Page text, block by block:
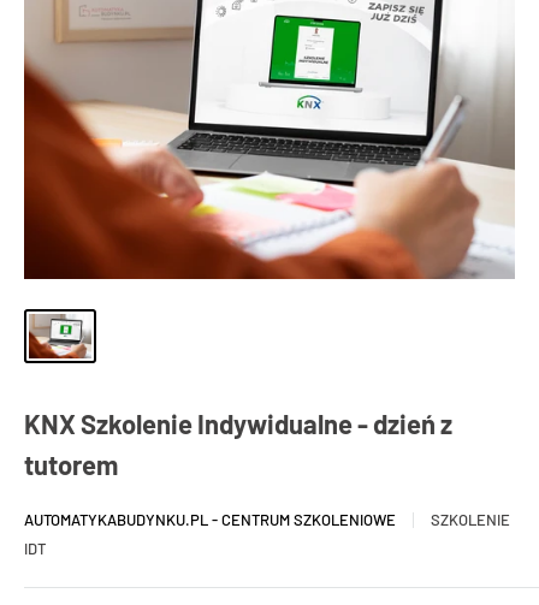
KNX Szkolenie Indywidualne - dzień z
tutorem
AUTOMATYKABUDYNKU.PL - CENTRUM SZKOLENIOWE
SZKOLENIE
IDT